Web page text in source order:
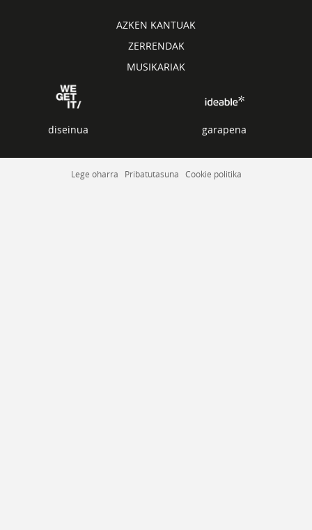
AZKEN KANTUAK
ZERRENDAK
MUSIKARIAK
diseinua garapena
Lege oharra Pribatutasuna Cookie politika